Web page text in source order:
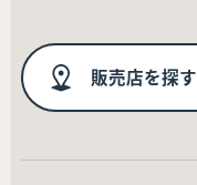
販売店を探す